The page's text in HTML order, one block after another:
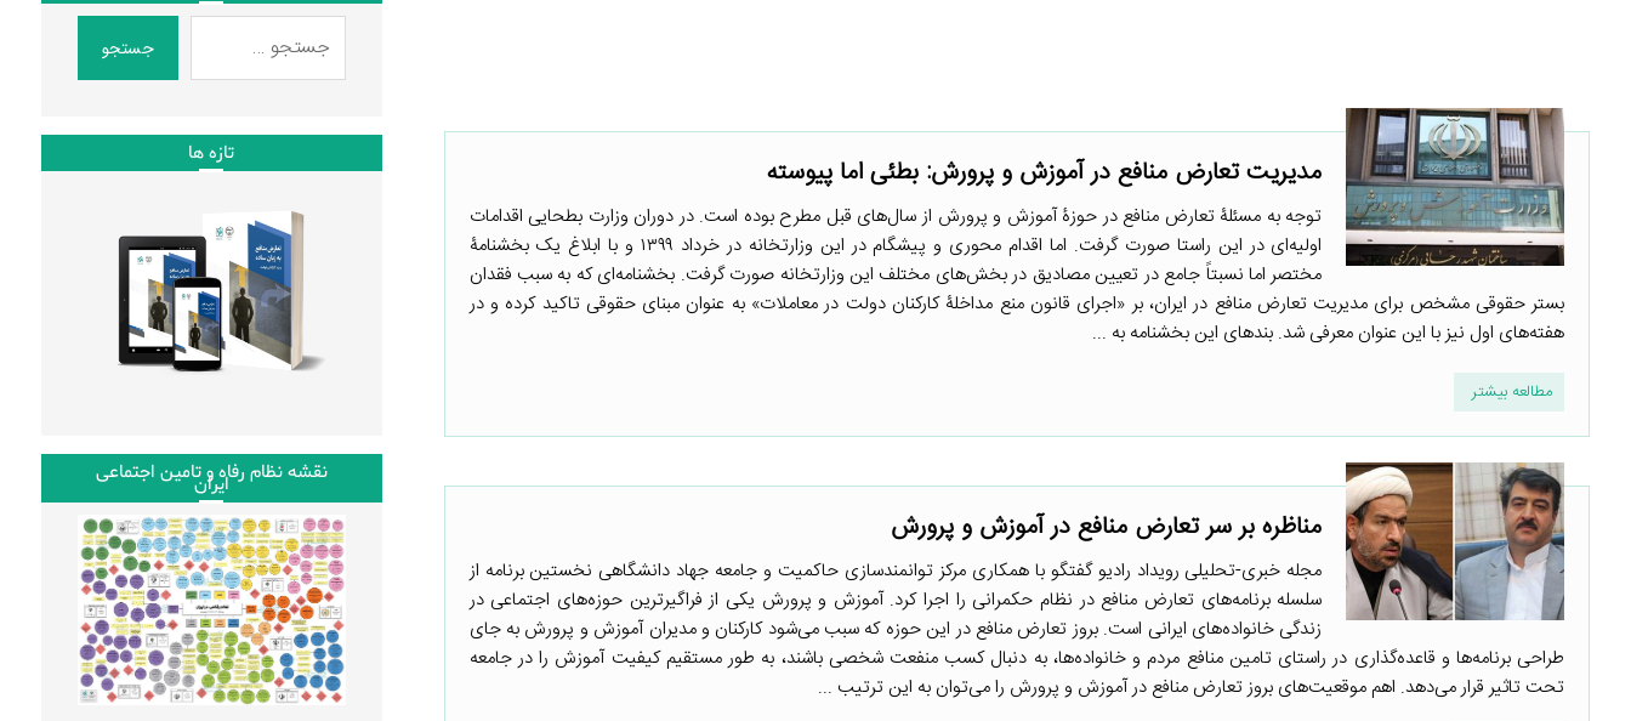
مدیریت تعارض منافع در آموزش و پرورش: بطئی اما پیوسته
توجه به مسئلۀ تعارض منافع در حوزۀ آموزش و پرورش از سال‌های قبل مطرح بوده است. در دوران وزارت بطحایی اقدامات
اولیه‌ای در این راستا صورت گرفت. اما اقدام محوری و پیشگام در این وزارتخانه در خرداد ۱۳۹۹ و با ابلاغ یک بخشنامۀ
مختصر اما نسبتاً جامع در تعیین مصادیق در بخش‌های مختلف این وزارتخانه صورت گرفت. بخشنامه‌ای که به سبب فقدان
بستر حقوقی مشخص برای مدیریت تعارض منافع در ایران، بر «اجرای قانون منع مداخلۀ کارکنان دولت در معاملات» به عنوان مبنای حقوقی تاکید کرده و در
هفته‌های اول نیز با این عنوان معرفی شد. بندهای این بخشنامه به ...
مطالعه بیشتر
مناظره بر سر تعارض منافع در آموزش و پرورش
مجله خبری-تحلیلی رویداد رادیو گفتگو با همکاری مرکز توانمندسازی حاکمیت و جامعه جهاد دانشگاهی نخستین برنامه از
سلسله برنامه‌های تعارض منافع در نظام حکمرانی را اجرا کرد. آموزش و پرورش یکی از فراگیرترین حوزه‌های اجتماعی در
زندگی خانواده‌های ایرانی است. بروز تعارض منافع در این حوزه که سبب می‌شود کارکنان و مدیران آموزش و پرورش به جای
طراحی برنامه‌ها و قاعده‌گذاری در راستای تامین منافع مردم و خانواده‌ها، به دنبال کسب منفعت شخصی باشند، به طور مستقیم کیفیت آموزش را در جامعه
تحت تاثیر قرار می‌دهد. اهم موقعیت‌های بروز تعارض منافع در آموزش و پرورش را می‌توان به این ترتیب ...
جستجو
تازه ها
نقشه نظام رفاه و تامین اجتماعی
ایران